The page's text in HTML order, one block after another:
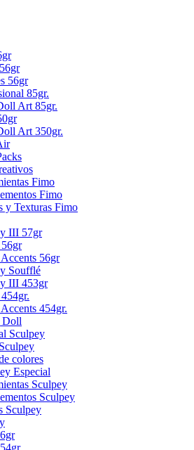
56gr
85gr.
Art 85gr.
Art 350gr.
Fimo
Fimo
y Texturas Fimo
III 57gr
56gr
Soufflé
III 453gr
454gr.
Sculpey
colores
Especial
Sculpey
Sculpey
Sculpey